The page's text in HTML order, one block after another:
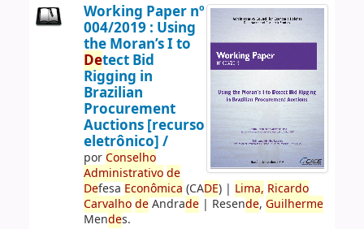
Working Paper nº
004/2019 : Using
the Moran’s I to
Detect Bid
Rigging in
Brazilian
Procurement
Auctions [recurso
eletrônico] /
porConselho
Administrativo de
Defesa Econômica (CADE)| Lima, Ricardo
Carvalho deAndrade| Resende, Guilherme
Mendes.